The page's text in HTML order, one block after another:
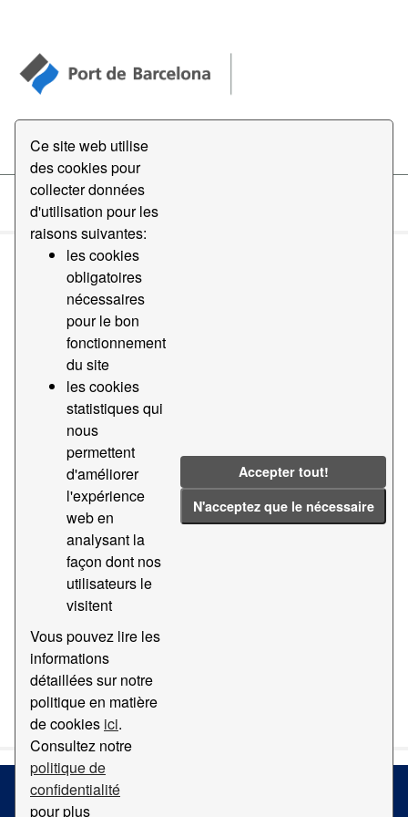
Ce site web utilise
des cookies pour
collecter données
d'utilisation pour les
raisons suivantes:
les cookies
obligatoires
nécessaires
pour le bon
fonctionnement
du site
les cookies
statistiques qui
nous
permettent
d'améliorer
l'expérience
web en
analysant la
façon dont nos
utilisateurs le
visitent
Vous pouvez lire les
informations
détaillées sur notre
politique en matière
de cookies ici.
Consultez notre
politique de
confidentialité
pour plus
Accepter tout!
N'acceptez que le nécessaire
Open Data
Datasets
Order by
1 jeu de données trouvé
Guide
2018
2015
Filter Results
Orthophotomap
Carte avec orthophotomap du Port de Barcelona
Docs).